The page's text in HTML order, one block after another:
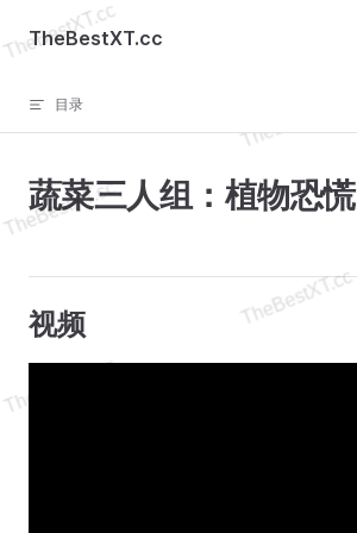
Skip to content
TheBestXT.cc
目录
蔬菜三人组：植物恐慌
视频